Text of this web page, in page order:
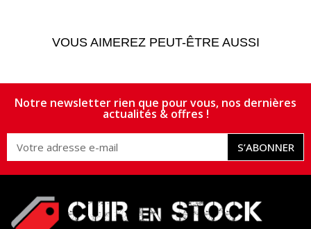
VOUS AIMEREZ PEUT-ÊTRE AUSSI
Notre newsletter rien que pour vous, nos dernières
actualités & offres !
S’ABONNER